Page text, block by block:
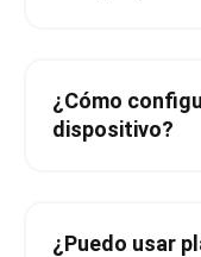
¿Cómo
dispositivo?
¿Puedo usar